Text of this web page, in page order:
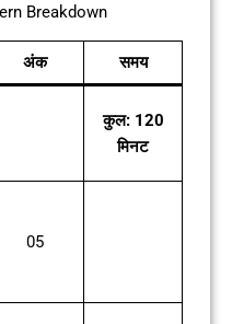
Breakdown
अंक समय
कुल: 120
मिनट
05